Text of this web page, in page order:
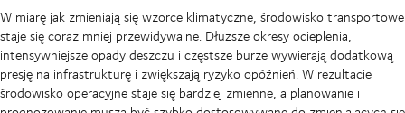
W miarę jak zmieniają się wzorce klimatyczne, środowisko transportowe
staje się coraz mniej przewidywalne. Dłuższe okresy ocieplenia,
intensywniejsze opady deszczu i częstsze burze wywierają dodatkową
presję na infrastrukturę i zwiększają ryzyko opóźnień. W rezultacie
środowisko operacyjne staje się bardziej zmienne, a planowanie i